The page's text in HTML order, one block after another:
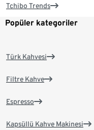
Tchibo Trends
Popüler kategoriler
Türk Kahvesi
Filtre Kahve
Espresso
Kapsüllü Kahve Makinesi